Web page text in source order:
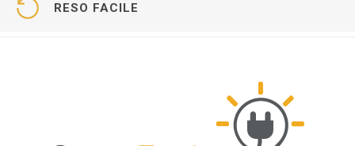
RESO FACILE